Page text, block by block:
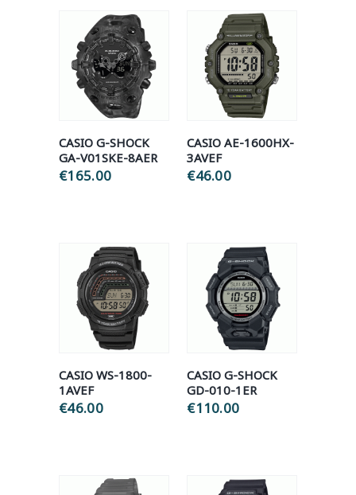
CASIO G-SHOCK
GA-V01SKE-8AER
€165.00
CASIO AE-1600HX-
3AVEF
€46.00
CASIO WS-1800-
1AVEF
€46.00
CASIO G-SHOCK
GD-010-1ER
€110.00